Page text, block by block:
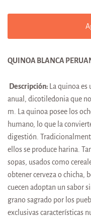
QUINOA BLANCA
Descripción:
La quinoa
anual, dicotiledonia que
m. L a quinoa posee los
humano, lo que la
digestión.
ellos se produce harina.
sopas, usados como
obtener cerveza o chicha,
cuecen adoptan un sabor
grano sagrado por los
exclusivas características